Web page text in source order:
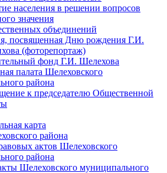
населения в решении вопросов
значения
объединений
посвященная Дню рождения Г.И.
(фоторепортаж)
фонд Г.И. Шелехова
палата Шелеховского
района
к председателю Общественной
карта
района
актов Шелеховского
района
Шелеховского муниципального